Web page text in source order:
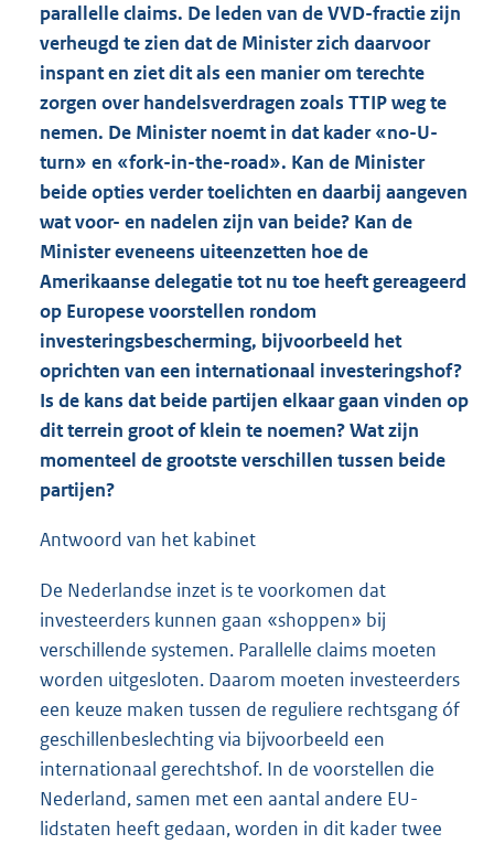
parallelle claims. De leden van de VVD-fractie zijn
verheugd te zien dat de Minister zich daarvoor
inspant en ziet dit als een manier om terechte
zorgen over handelsverdragen zoals TTIP weg te
nemen. De Minister noemt in dat kader «no-U-
turn» en «fork-in-the-road». Kan de Minister
beide opties verder toelichten en daarbij aangeven
wat voor- en nadelen zijn van beide? Kan de
Minister eveneens uiteenzetten hoe de
Amerikaanse delegatie tot nu toe heeft gereageerd
op Europese voorstellen rondom
investeringsbescherming, bijvoorbeeld het
oprichten van een internationaal investeringshof?
Is de kans dat beide partijen elkaar gaan vinden op
dit terrein groot of klein te noemen? Wat zijn
momenteel de grootste verschillen tussen beide
partijen?
Antwoord van het kabinet
De Nederlandse inzet is te voorkomen dat
investeerders kunnen gaan «shoppen» bij
verschillende systemen. Parallelle claims moeten
worden uitgesloten. Daarom moeten investeerders
een keuze maken tussen de reguliere rechtsgang óf
geschillenbeslechting via bijvoorbeeld een
internationaal gerechtshof. In de voorstellen die
Nederland, samen met een aantal andere EU-
lidstaten heeft gedaan, worden in dit kader twee